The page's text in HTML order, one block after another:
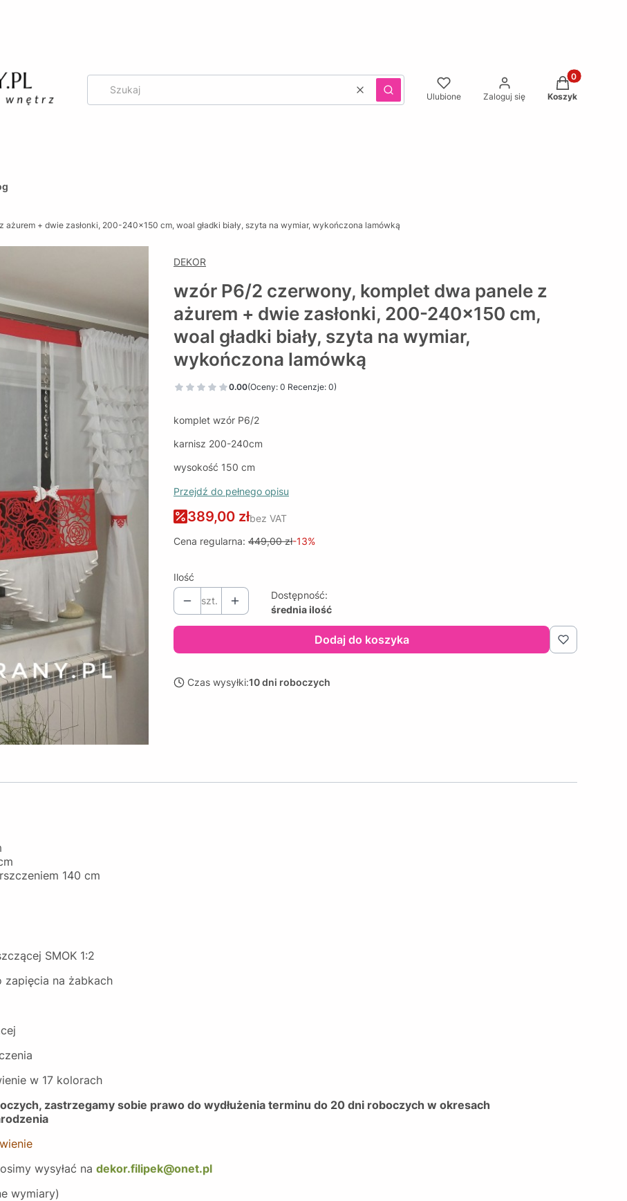
WyczyśćSzukaj Ulubione Zaloguj się
Produkty w
Koszyk
+ dwie zasłonki, 200-240x150 cm, woal gładki biały, szyta na wymiar, wykończona lamówką
DEKOR
wzór P6/2 czerwony, komplet dwa panele z
ażurem + dwie zasłonki, 200-240x150 cm,
woal gładki biały, szyta na wymiar,
wykończona lamówką
0.00(Oceny: 0 Recenzje: 0)
komplet wzór P6/2
karnisz 200-240cm
wysokość 150 cm
Przejdź do pełnego opisu
389,00 złbez VAT
Cena regularna: 449,00 zł-13%
Ilość
szt.
Dostępność:
średnia ilość
Dodaj do koszyka
Czas wysyłki:10 dni roboczych
140 cm
SMOK 1:2
na żabkach
w 17 kolorach
zastrzegamy sobie prawo do wydłużenia terminu do 20 dni roboczych w okresach
wysyłać na dekor.filipek@onet.pl
wymiary)